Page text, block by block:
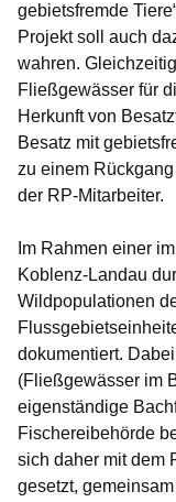
gebietsfremde
Projekt soll auch
wahren.
Fließgewässer für
Herkunft von
Besatz mit
zu einem
der RP-Mitarbeiter.
Im Rahmen einer
Koblenz-Landau
Wildpopulationen
dokumentiert.
(Fließgewässer im
eigenständige
Fischereibehörde
sich daher mit dem
gesetzt,